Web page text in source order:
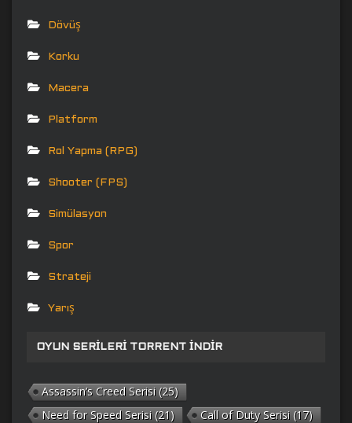
Dövüş
Korku
Macera
Platform
Rol Yapma (RPG)
Shooter (FPS)
Simülasyon
Spor
Strateji
Yarış
OYUN SERILERI TORRENT İNDIR
Assassin’s Creed Serisi (25)
Need for Speed Serisi (21) Call of Duty Serisi (17)